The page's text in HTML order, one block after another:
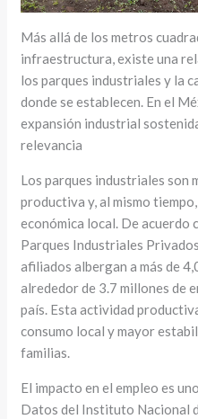
Más allá de los metros
infraestructura, existe una
los parques industriales y la
donde se establecen. En el
expansión industrial
relevancia
Los parques industriales son
productiva y, al mismo
económica local. De acuerdo
Parques Industriales
afiliados albergan a más de
alrededor de 3.7 millones de
país. Esta actividad
consumo local y mayor
familias.
El impacto en el empleo es
Datos del Instituto Nacional